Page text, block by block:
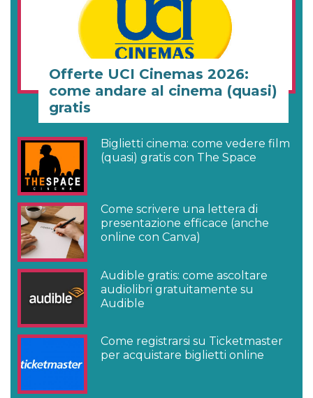
Offerte UCI Cinemas 2026:
come andare al cinema (quasi)
gratis
Biglietti cinema: come vedere film
(quasi) gratis con The Space
Come scrivere una lettera di
presentazione efficace (anche
online con Canva)
Audible gratis: come ascoltare
audiolibri gratuitamente su
Audible
Come registrarsi su Ticketmaster
per acquistare biglietti online